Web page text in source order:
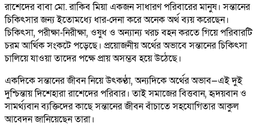
রাশেদের বাবা মো. রাকিব মিয়া একজন সাধারণ পরিবারের মানুষ। সন্তানের
চিকিৎসার জন্য ইতোমধ্যে ধার-দেনা করে অনেক অর্থ ব্যয় করেছেন।
চিকিৎসা, পরীক্ষা-নিরীক্ষা, ওষুধ ও অন্যান্য খরচ বহন করতে গিয়ে পরিবারটি
চরম আর্থিক সংকটে পড়েছে। প্রয়োজনীয় অর্থের অভাবে সন্তানের চিকিৎসা
চালিয়ে যাওয়া তাদের পক্ষে প্রায় অসম্ভব হয়ে উঠেছে।
একদিকে সন্তানের জীবন নিয়ে উৎকণ্ঠা, অন্যদিকে অর্থের অভাব—এই দুই
দুশ্চিন্তায় দিশেহারা রাশেদের পরিবার। তাই সমাজের বিত্তবান, হৃদয়বান ও
সামর্থ্যবান ব্যক্তিদের কাছে সন্তানের জীবন বাঁচাতে সহযোগিতার আকুল
আবেদন জানিয়েছেন তারা।